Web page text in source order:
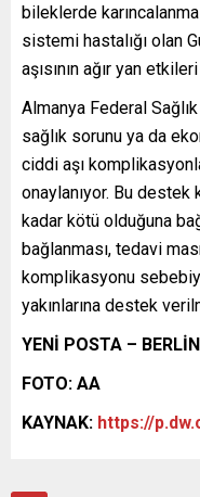
bileklerde
sistemi hastalığı olan
aşısının ağır yan
Almanya Federal
sağlık sorunu ya da
ciddi aşı
onaylanıyor. Bu destek
kadar kötü olduğuna
bağlanması, tedavi
komplikasyonu
yakınlarına destek
YENİ POSTA – BERLİN
FOTO: AA
KAYNAK: https://